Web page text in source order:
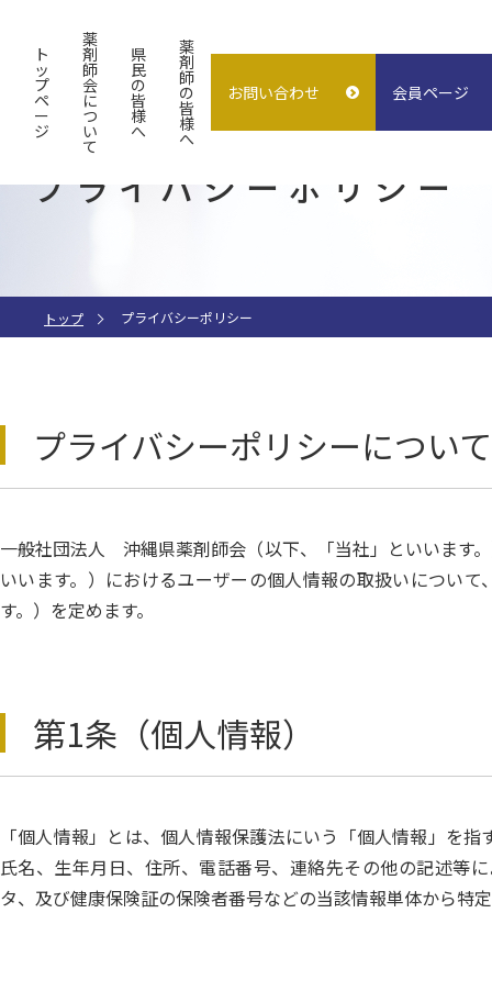
ト
ッ
プ
ペ
ー
ジ
薬
剤
師
会
に
つ
い
て
概要
試験検査センター
施設貸出
県
民
の
皆
様
へ
よくある質問
子どもの誤飲
薬
剤
師
の
皆
様
へ
入会案内
求人情報
（症状〜薬処方等）
お問い合わせ 会員ページ
プライバシーポリシー
トップ プライバシーポリシー
プライバシーポリシーについて
一般社団法人 沖縄県薬剤師会（以下、「当社」といいます
いいます。）におけるユーザーの個人情報の取扱いについ
す。）を定めます。
第1条（個人情報）
「個人情報」とは、個人情報保護法にいう「個人情報」を
氏名、生年月日、住所、電話番号、連絡先その他の記述等
タ、及び健康保険証の保険者番号などの当該情報単体から特